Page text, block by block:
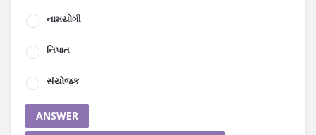
નામયોગી
નિપાત
સંયોજક
ANSWER